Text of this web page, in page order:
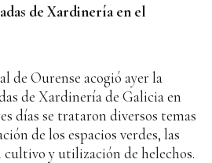
de Xardinería en el
Ourense acogió ayer la
de Xardinería de Galicia en
días se trataron diversos temas
de los espacios verdes, las
cultivo y utilización de helechos.